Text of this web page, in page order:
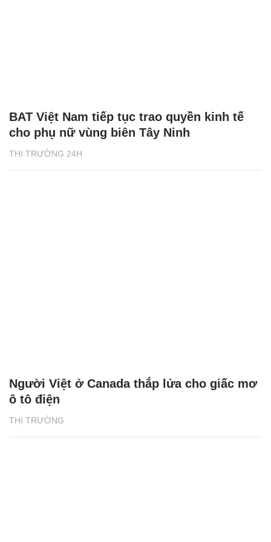
THỊ TRƯỜNG 24H
BAT Việt Nam tiếp tục trao quyền kinh tế
cho phụ nữ vùng biên Tây Ninh
THỊ TRƯỜNG
Người Việt ở Canada thắp lửa cho giấc mơ
ô tô điện